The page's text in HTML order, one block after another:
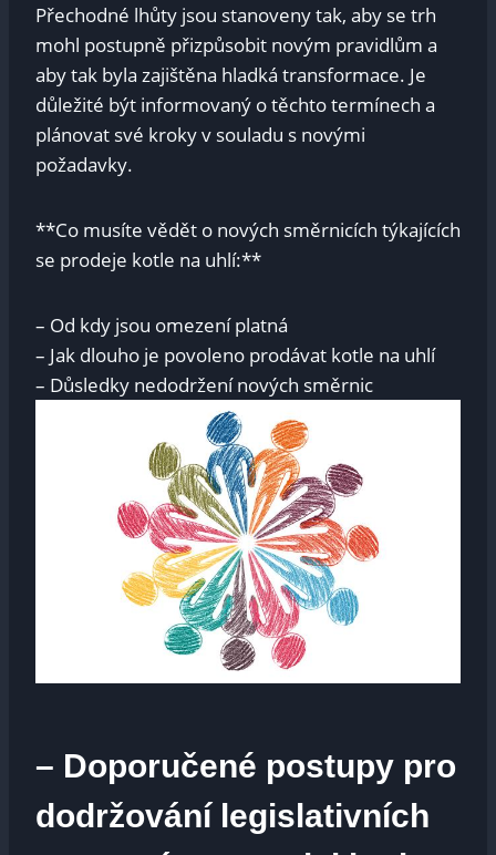
Přechodné lhůty jsou stanoveny‌ tak, aby⁣ se ⁢trh
mohl⁣ postupně přizpůsobit novým ​pravidlům‌ a
aby tak byla zajištěna ⁢hladká transformace. Je
důležité být informovaný o ‌těchto ‍termínech a‍
plánovat své kroky v souladu⁤ s novými
požadavky.
**Co‌ musíte vědět o ⁤nových směrnicích⁢ týkajících‌
se prodeje kotle na uhlí:**
– Od kdy jsou omezení platná
– ‍Jak dlouho je povoleno prodávat kotle⁢ na⁤ uhlí
– Důsledky nedodržení nových​ směrnic
– Doporučené​ postupy‌ pro
dodržování legislativních